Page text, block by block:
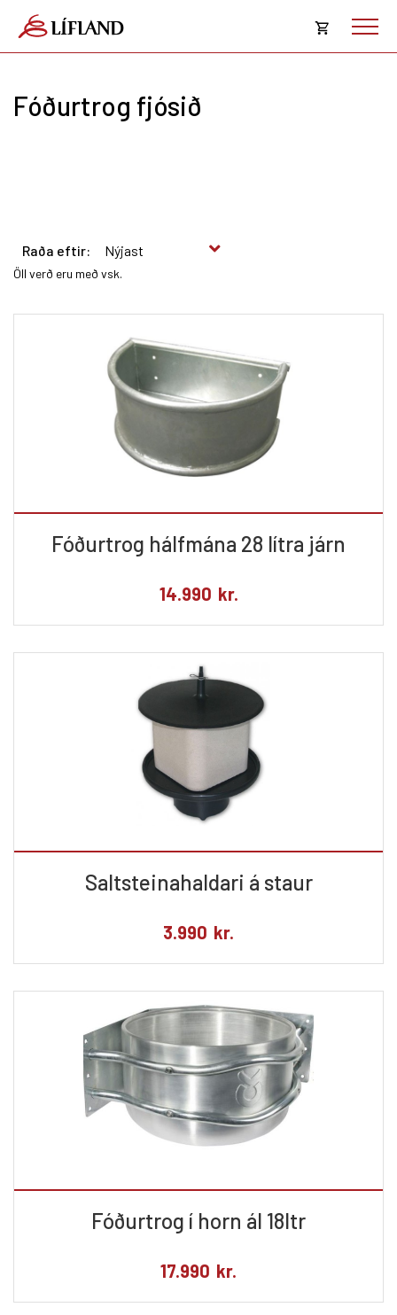
Opna
Karfan þín
Fóðurtrog fjósið
Öll verð eru með vsk.
Raða eftir:
Fóðurtrog hálfmána 28 lítra járn
14.990 kr.
Saltsteinahaldari á staur
3.990 kr.
Fóðurtrog í horn ál 18ltr
17.990 kr.